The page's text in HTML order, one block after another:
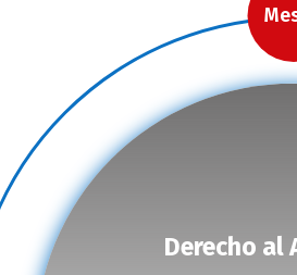
Derecho al